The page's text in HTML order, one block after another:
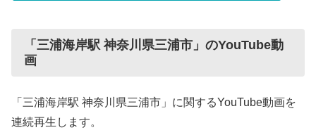
「三浦海岸駅 神奈川県三浦市」のYouTube動
画
「三浦海岸駅 神奈川県三浦市」に関するYouTube動画を
連続再生します。